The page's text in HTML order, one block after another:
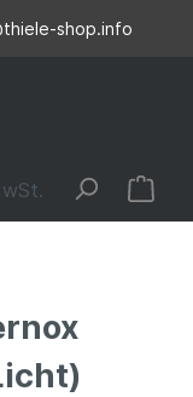
shop.info